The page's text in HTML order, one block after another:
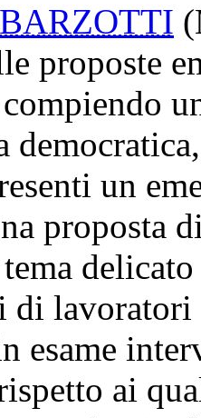
proposte
un
proposta
lavoratori
esame
ai